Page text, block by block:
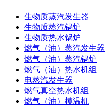
生物质蒸汽发生器
生物质蒸汽锅炉
生物质热水锅炉
燃气（油）蒸汽发生器
燃气（油）蒸汽锅炉
燃气（油）热水机组
电蒸汽发生器
燃气真空热水机组
燃气（油）模温机